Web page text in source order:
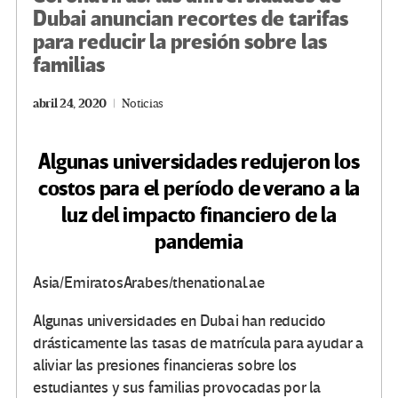
Dubai anuncian recortes de tarifas
para reducir la presión sobre las
familias
abril 24, 2020 Noticias
Algunas universidades redujeron los
costos para el período de verano a la
luz del impacto financiero de la
pandemia
Asia/EmiratosArabes/thenational.ae
Algunas universidades en Dubai han reducido
drásticamente las tasas de matrícula para ayudar a
aliviar las presiones financieras sobre los
estudiantes y sus familias provocadas por la